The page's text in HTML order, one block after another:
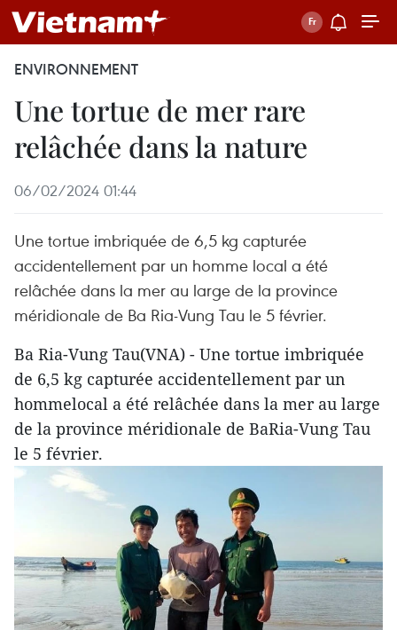
ENVIRONNEMENT
Une tortue de mer rare
relâchée dans la nature
06/02/2024 01:44
Une tortue imbriquée de 6,5 kg capturée
accidentellement par un homme local a été
relâchée dans la mer au large de la province
méridionale de Ba Ria-Vung Tau le 5 février.
Ba Ria-Vung Tau(VNA) - Une tortue imbriquée
de 6,5 kg capturée accidentellement par un
hommelocal a été relâchée dans la mer au large
de la province méridionale de BaRia-Vung Tau
le 5 février.